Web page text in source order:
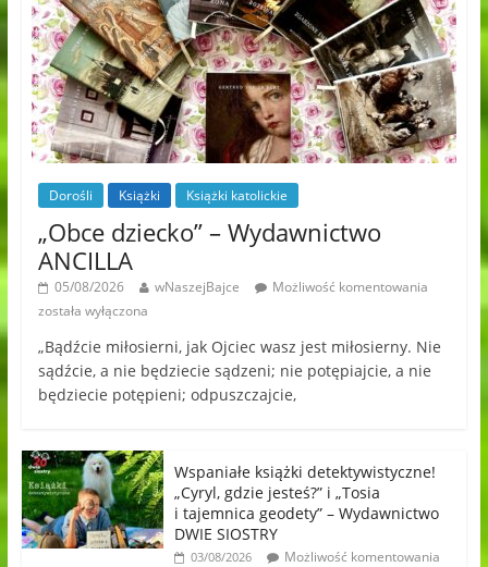
Dorośli Książki Książki katolickie
„Obce dziecko” – Wydawnictwo
ANCILLA
05/08/2026 wNaszejBajce
Możliwość komentowania
została wyłączona
„Bądźcie miłosierni, jak Ojciec wasz jest miłosierny. Nie
sądźcie, a nie będziecie sądzeni; nie potępiajcie, a nie
będziecie potępieni; odpuszczajcie,
Wspaniałe książki detektywistyczne!
„Cyryl, gdzie jesteś?” i „Tosia
i tajemnica geodety” – Wydawnictwo
DWIE SIOSTRY
03/08/2026
Możliwość komentowania